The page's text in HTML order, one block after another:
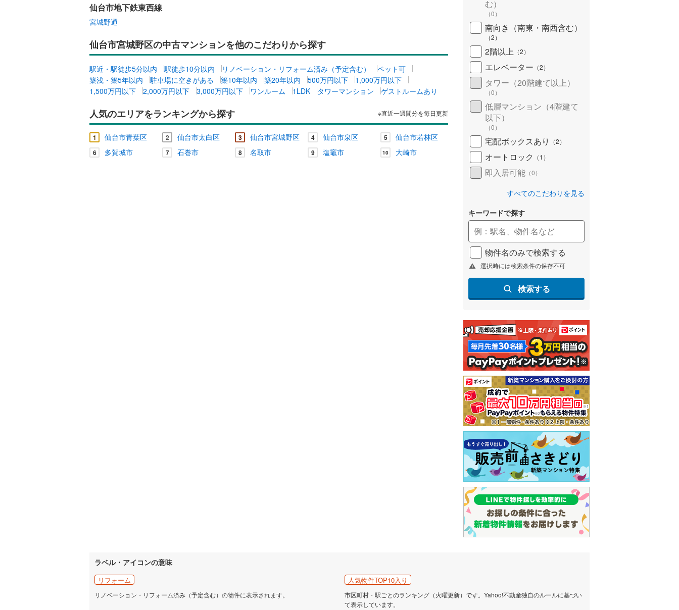
仙台市地下鉄東西線
宮城野通
仙台市宮城野区の中古マンションを他のこだわりから探す
駅近・駅徒歩5分以内 駅徒歩10分以内 リノベーション・リフォーム済み（予定含む）
ペット可
築浅・築5年以内
駐車場に空きがある 築10年以内 築20年以内 500万円以下
1,000万円以下
1,500万円以下
2,000万円以下 3,000万円以下 ワンルーム 1LDK タワーマンション ゲストルームあり
人気のエリアをランキングから探す ※直近一週間分を毎日更新
1 仙台市青葉区 2 仙台市太白区 3 仙台市宮城野区 4 仙台市泉区 5 仙台市若林区
6 多賀城市 7 石巻市 8 名取市 9 塩竈市 10 大崎市
む）
（0）
南向き（南東・南西含む）
（2）
2階以上 （2）
エレベーター （2）
タワー（20階建て以上）
（0）
低層マンション（4階建て
以下）
（0）
宅配ボックスあり （2）
オートロック （1 ）
即入居可能 （0）
すべてのこだわりを見る
キーワードで探す
物件名のみで検索する
選択時には検索条件の保存不可
検索する
ラベル・アイコンの意味
リフォーム
リノベーション・リフォーム済み（予定含む）の物件に表示されます。
人気物件TOP10入り
市区町村・駅ごとのランキング（火曜更新）です。Yahoo!不動産独自のルールに基づい
て表示しています。